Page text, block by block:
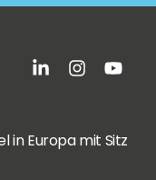
in Europa mit Sitz